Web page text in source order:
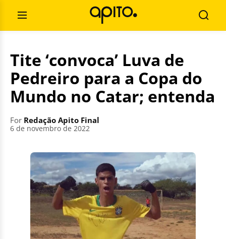
contentOpen
Menu
for:
Tite ‘convoca’ Luva de
Pedreiro para a Copa do
Mundo no Catar; entenda
For Redação Apito Final
6 de novembro de 2022